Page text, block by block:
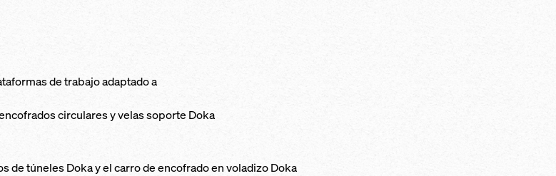
de trabajo adaptado a
circulares y velas soporte Doka
de túneles Doka y el carro de encofrado en voladizo Doka